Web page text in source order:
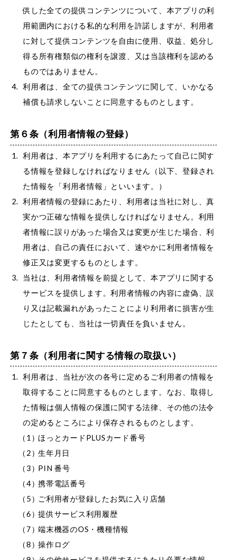
供した全ての提供コンテンツについて、本アプリの利
用範囲内における私的な利用を許諾しますが、利用者
に対して提供コンテンツを自由に使用、収益、処分し
得る所有権類似の権利を譲渡、又は当該権利を認める
ものではありません。
利用者は、全ての提供コンテンツに関して、いかなる
補償も請求しないことに同意するものとします。
第６条（利用者情報の登録）
利用者は、本アプリを利用するにあたって自己に関す
る情報を登録しなければなりません（以下、登録され
た情報を「利用者情報」といいます。）
利用者情報の登録にあたり、利用者は当社に対し、真
実かつ正確な情報を提供しなければなりません。利用
者情報に誤りがあった場合又は変更が生じた場合、利
用者は、自己の責任において、速やかに利用者情報を
修正又は変更するものとします。
当社は、利用者情報を前提として、本アプリに関する
サービスを提供します。利用者情報の内容に虚偽、誤
り又は記載漏れがあったことにより利用者に損害が生
じたとしても、当社は一切責任を負いません。
第７条（利用者に関する情報の取扱い）
利用者は、当社が次の各号に定めるご利用者の情報を
取得することに同意するものとします。なお、取得し
た情報は個人情報の保護に関する法律、その他の法令
の定めるところにより保存されるものとします。
ほっとカードPLUSカード番号
生年月日
PIN 番号
携帯電話番号
ご利用者が登録したお気に入り店舗
提供サービス利用履歴
端末機器のOS・機種情報
操作ログ